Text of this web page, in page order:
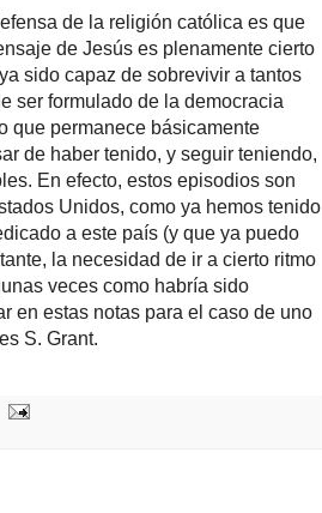
de la religión católica es que
de Jesús es plenamente cierto
sido capaz de sobrevivir a tantos
ser formulado de la democracia
que permanece básicamente
de haber tenido, y seguir teniendo,
En efecto, estos episodios son
Unidos, como ya hemos tenido
a este país (y que ya puedo
la necesidad de ir a cierto ritmo
veces como habría sido
en estas notas para el caso de uno
S. Grant.